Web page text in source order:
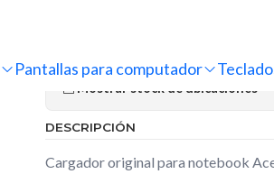
Pantallas para computador
Mostrar stock de ubicaciones
DESCRIPCIÓN
Cargador original para notebook